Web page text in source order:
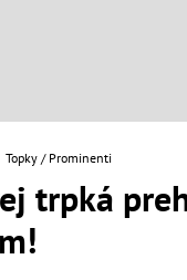
Topky Prominenti
trpká